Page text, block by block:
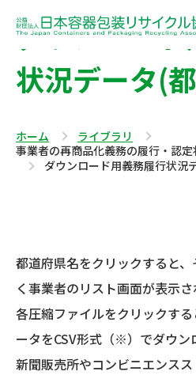
ダウンロード
状況データ(
ホーム
ライブラリ
事業者の再商品化義務の履行・認定
ダウンロード用義務履行状況
都道府県名をクリックすると
く事業者のリスト画面が表示さ
各圧縮ファイルをクリックす
ータをCSV形式（※）でダウン
新聞販売所やコンビニエンス